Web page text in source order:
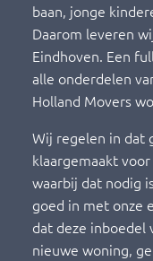
baan, jonge
Daarom leveren
Eindhoven. Een
alle onderdelen
Holland Movers
Wij regelen in dat
klaargemaakt
waarbij dat nodig
goed in met onze
dat deze
nieuwe woning,